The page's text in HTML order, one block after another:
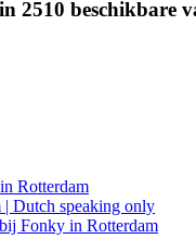
2510 beschikbare
Rotterdam
Dutch speaking only
Fonky in Rotterdam